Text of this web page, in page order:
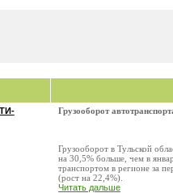
Грузооборот
Грузооборот в Тульской
на 30,5% больше, чем в
транспортом в регионе за
(рост на 22,4%).
Читать дальше